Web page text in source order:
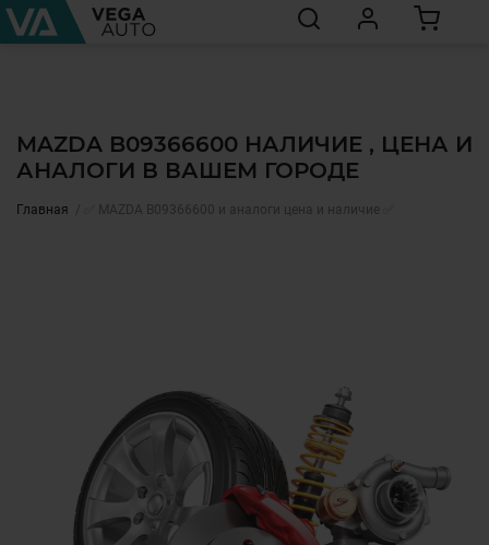
MAZDA B09366600 НАЛИЧИЕ , ЦЕНА И
АНАЛОГИ В ВАШЕМ ГОРОДЕ
Главная ✅ MAZDA B09366600 и аналоги цена и наличие ✅